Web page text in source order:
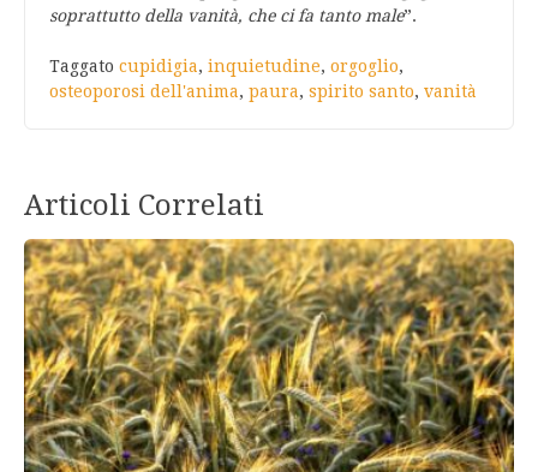
soprattutto della vanità, che ci fa tanto male”.
Taggato cupidigia, inquietudine, orgoglio,
osteoporosi dell'anima, paura, spirito santo, vanità
Articoli Correlati